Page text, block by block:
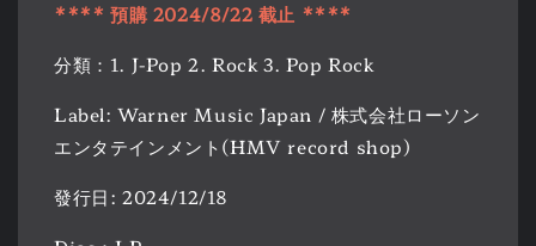
**** 預購 2024/8/22 截止 ****
分類：1. J-Pop 2. Rock 3. Pop Rock
Label: Warner Music Japan / 株式会社ローソン
エンタテインメント(HMV record shop)
發行日: 2024/12/18